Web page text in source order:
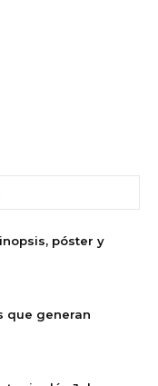
póster y
que generan